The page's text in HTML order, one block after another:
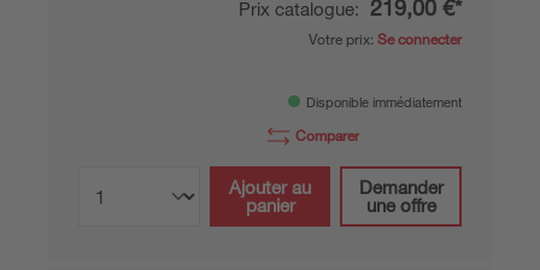
Prix catalogue: 219,00 €*
Votre prix: Se connecter
Disponible immédiatement
Comparer
Ajouter au
panier
Demander
une offre